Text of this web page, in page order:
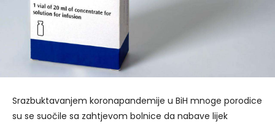
Srazbuktavanjem koronapandemije u BiH mnoge porodice
su se suočile sa zahtjevom bolnice da nabave lijek